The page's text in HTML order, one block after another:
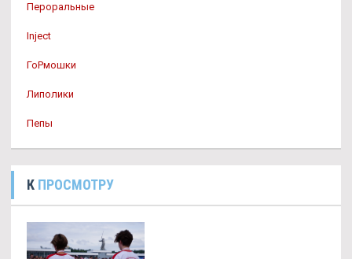
Пероральные
Inject
ГоРмошки
Липолики
Пепы
К ПРОСМОТРУ